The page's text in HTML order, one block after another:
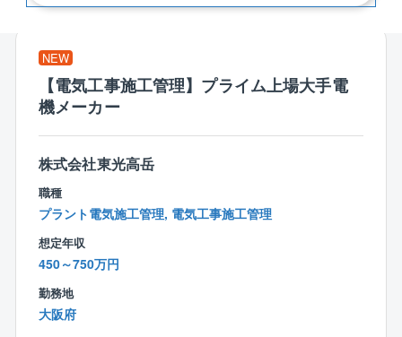
NEW
【電気工事施工管理】プライム上場大手電
機メーカー
株式会社東光高岳
職種
プラント電気施工管理, 電気工事施工管理
想定年収
450～750万円
勤務地
大阪府